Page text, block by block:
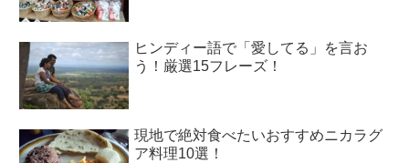
ヒンディー語で「愛してる」を言お
う！厳選15フレーズ！
現地で絶対食べたいおすすめニカラグ
ア料理10選！